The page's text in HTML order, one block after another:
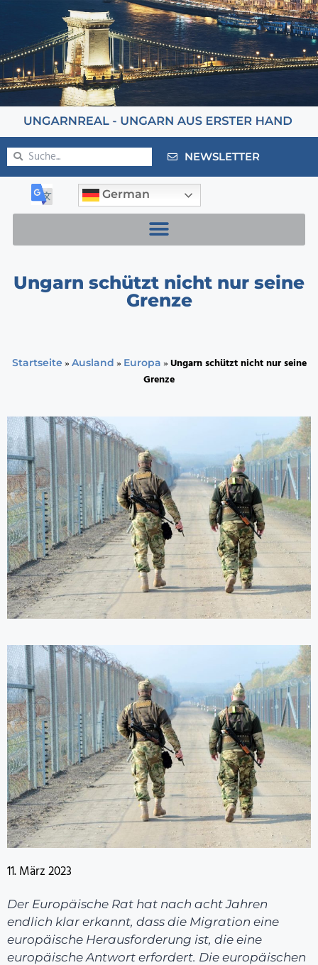
NEWSLETTER
German
Ungarn schützt nicht nur seine
Grenze
Startseite » Ausland » Europa »Ungarn schützt nicht nur seine
Grenze
11. März 2023
Der Europäische Rat hat nach acht Jahren
endlich klar erkannt, dass die Migration eine
europäische Herausforderung ist, die eine
europäische Antwort erfordert. Die europäischen